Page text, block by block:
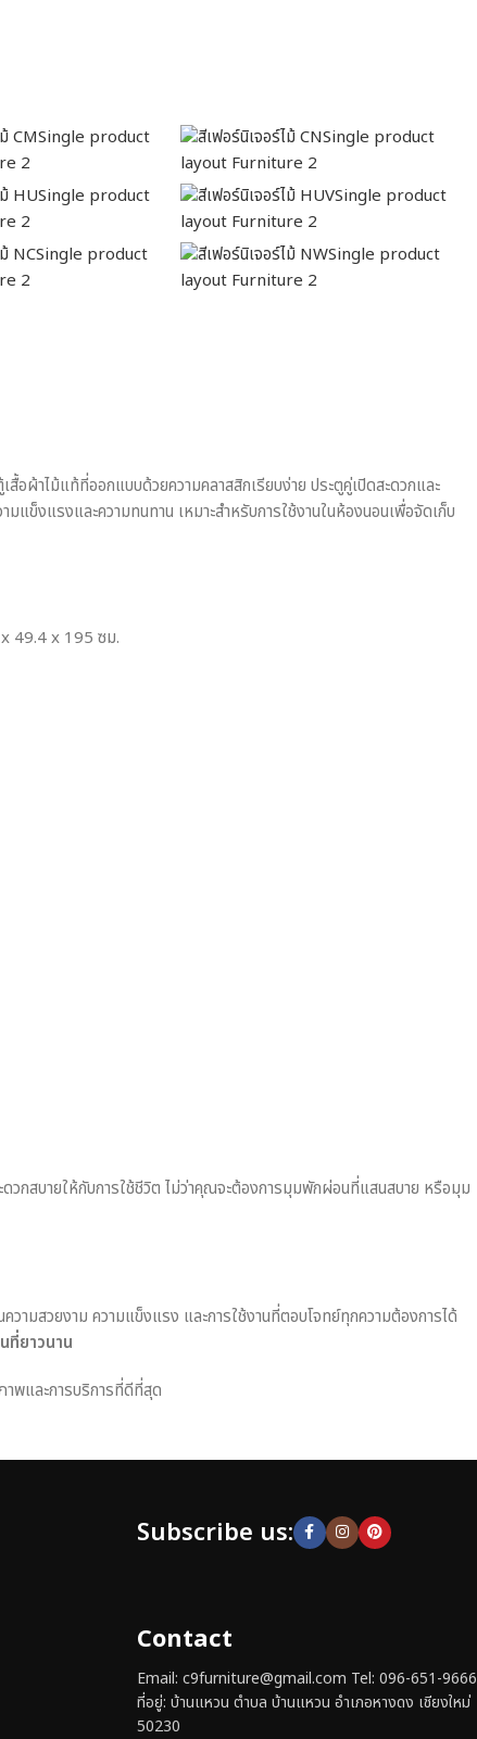
เสื้อผ้าไม้แท้ที่ออกแบบด้วยความคลาสสิกเรียบง่าย ประตูคู่เปิดสะดวกและ
ข็งแรงและความทนทาน เหมาะสำหรับการใช้งานในห้องนอนเพื่อจัดเก็บ
49.4 x 195 ซม.
วกสบายให้กับการใช้ชีวิต ไม่ว่าคุณจะต้องการมุมพักผ่อนที่แสนสบาย หรือมุม
วามสวยงาม ความแข็งแรง และการใช้งานที่ตอบโจทย์ทุกความต้องการได้
ที่ยาวนาน
าพและการบริการที่ดีที่สุด
Subscribe us:
Contact
Email: c9furniture@gmail.com Tel: 096-651-9666
ที่อยู่: บ้านแหวน ตำบล บ้านแหวน อำเภอหางดง เชียงใหม่
50230